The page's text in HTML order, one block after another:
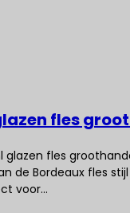
fles
glazen fles
de Bordeaux fles
voor…